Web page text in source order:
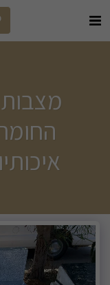
מצבות